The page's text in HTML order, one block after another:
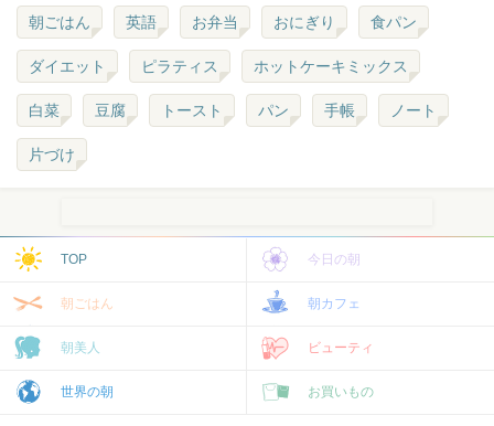
朝ごはん 英語 お弁当 おにぎり 食パン
ダイエット ピラティス ホットケーキミックス
白菜 豆腐 トースト パン 手帳 ノート
片づけ
TOP 今日の朝
朝ごはん 朝カフェ
朝美人 ビューティ
世界の朝 お買いもの